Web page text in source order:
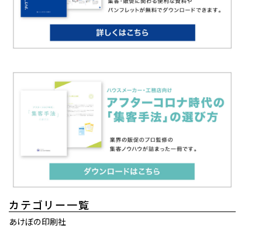
カテゴリー一覧
あけぼの印刷社